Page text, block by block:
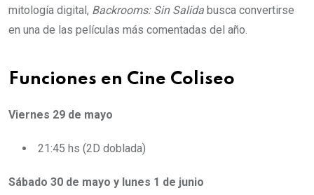
mitología digital, Backrooms: Sin Salida busca convertirse
en una de las películas más comentadas del año.
Funciones en Cine Coliseo
Viernes 29 de mayo
21:45 hs (2D doblada)
Sábado 30 de mayo y lunes 1 de junio